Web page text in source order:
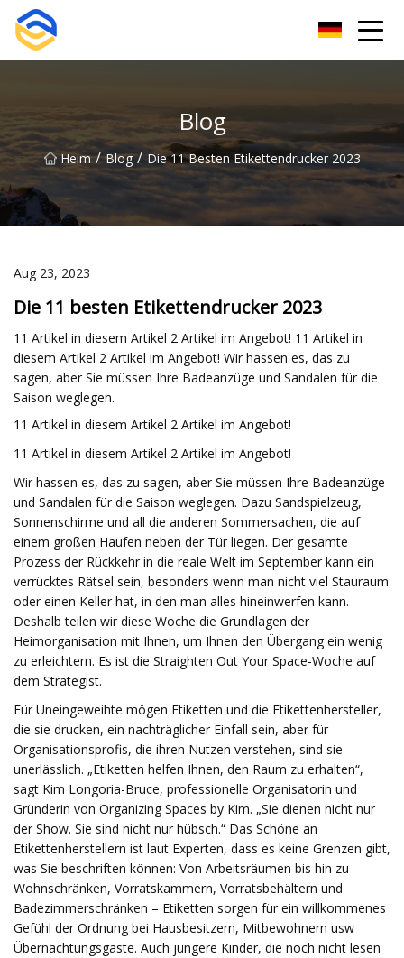
Blog
Heim / Blog / Die 11 Besten Etikettendrucker 2023
Aug 23, 2023
Die 11 besten Etikettendrucker 2023
11 Artikel in diesem Artikel 2 Artikel im Angebot! 11 Artikel in
diesem Artikel 2 Artikel im Angebot! Wir hassen es, das zu
sagen, aber Sie müssen Ihre Badeanzüge und Sandalen für die
Saison weglegen.
11 Artikel in diesem Artikel 2 Artikel im Angebot!
11 Artikel in diesem Artikel 2 Artikel im Angebot!
Wir hassen es, das zu sagen, aber Sie müssen Ihre Badeanzüge
und Sandalen für die Saison weglegen. Dazu Sandspielzeug,
Sonnenschirme und all die anderen Sommersachen, die auf
einem großen Haufen neben der Tür liegen. Der gesamte
Prozess der Rückkehr in die reale Welt im September kann ein
verrücktes Rätsel sein, besonders wenn man nicht viel Stauraum
oder einen Keller hat, in den man alles hineinwerfen kann.
Deshalb teilen wir diese Woche die Grundlagen der
Heimorganisation mit Ihnen, um Ihnen den Übergang ein wenig
zu erleichtern. Es ist die Straighten Out Your Space-Woche auf
dem Strategist.
Für Uneingeweihte mögen Etiketten und die Etikettenhersteller,
die sie drucken, ein nachträglicher Einfall sein, aber für
Organisationsprofis, die ihren Nutzen verstehen, sind sie
unerlässlich. „Etiketten helfen Ihnen, den Raum zu erhalten“,
sagt Kim Longoria-Bruce, professionelle Organisatorin und
Gründerin von Organizing Spaces by Kim. „Sie dienen nicht nur
der Show. Sie sind nicht nur hübsch.“ Das Schöne an
Etikettenherstellern ist laut Experten, dass es keine Grenzen gibt,
was Sie beschriften können: Von Arbeitsräumen bis hin zu
Wohnschränken, Vorratskammern, Vorratsbehältern und
Badezimmerschränken – Etiketten sorgen für ein willkommenes
Gefühl der Ordnung bei Hausbesitzern, Mitbewohnern usw
Übernachtungsgäste. Auch jüngere Kinder, die noch nicht lesen